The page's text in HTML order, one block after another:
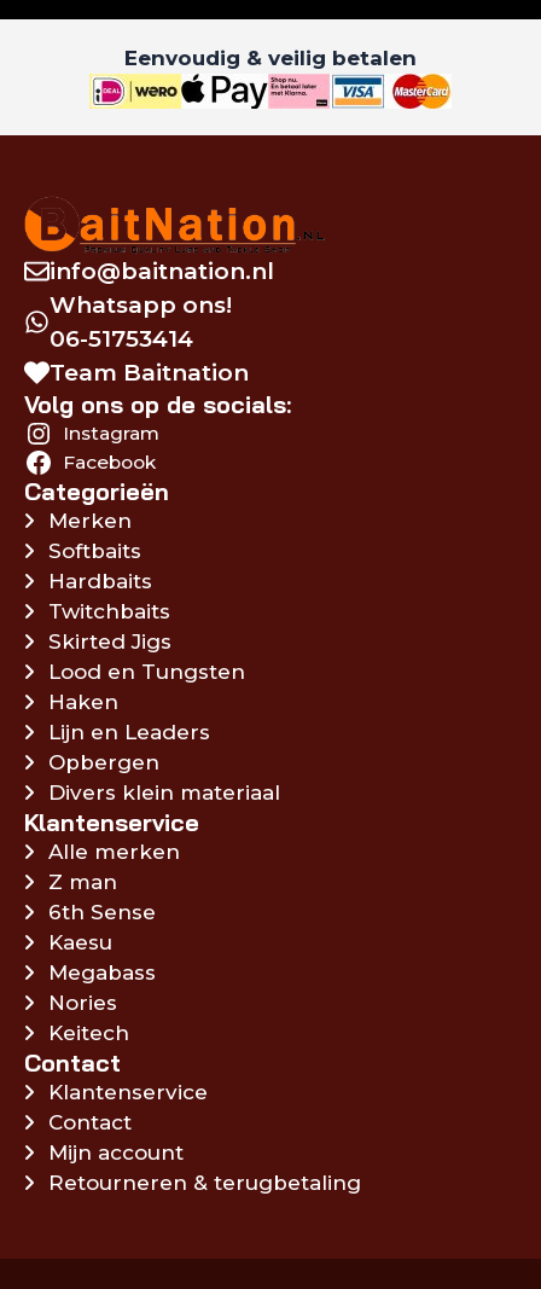
Eenvoudig & veilig betalen
info@baitnation.nl
Whatsapp ons!
06-51753414
Team Baitnation
Volg ons op de socials:
Instagram
Facebook
Categorieën
Merken
Softbaits
Hardbaits
Twitchbaits
Skirted Jigs
Lood en Tungsten
Haken
Lijn en Leaders
Opbergen
Divers klein materiaal
Klantenservice
Alle merken
Z man
6th Sense
Kaesu
Megabass
Nories
Keitech
Contact
Klantenservice
Contact
Mijn account
Retourneren & terugbetaling